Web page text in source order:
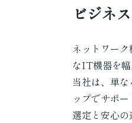
ビジネ
ネットワー
なIT機器を幅
当社は、単
ップでサポ
選定と安心の